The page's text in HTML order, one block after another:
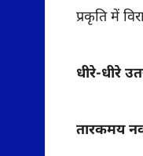
प्रकृति में
धीरे-धीरे
तारकमय